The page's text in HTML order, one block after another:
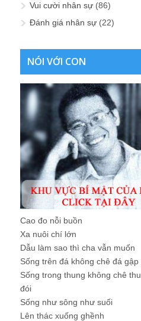
Vui cười nhân sự (86)
Đánh giá nhân sự (22)
NÓI VỚI CON
Cao đo nỗi buồn
Xa nuôi chí lớn
Dẫu làm sao thì cha vẫn muốn
Sống trên đá không chê đá gập
Sống trong thung không chê
đói
Sống như sông như suối
Lên thác xuống ghềnh